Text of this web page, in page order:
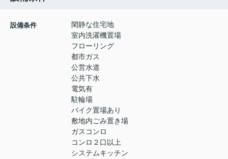
設備条件
閑静な住宅地
室内洗濯機置場
フローリング
都市ガス
公営水道
公共下水
電気有
駐輪場
バイク置場あり
敷地内ごみ置き場
ガスコンロ
コンロ２口以上
システムキッチン